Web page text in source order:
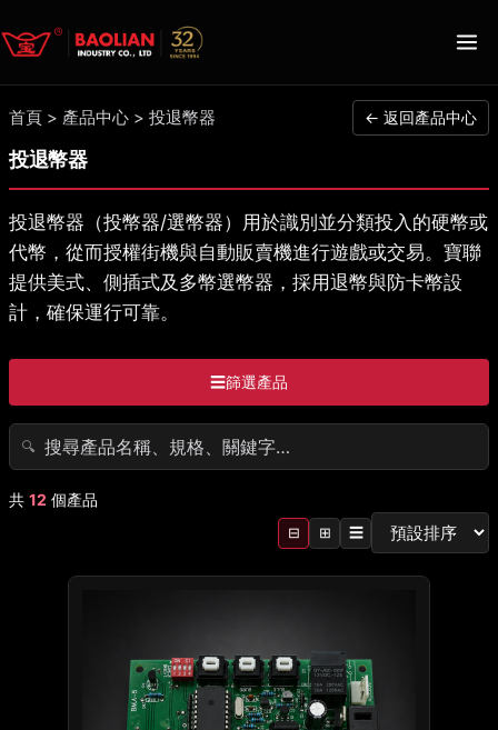
首頁 > 產品中心 > 投退幣器 ← 返回產品中心
投退幣器
投退幣器（投幣器/選幣器）用於識別並分類投入的硬幣或
代幣，從而授權街機與自動販賣機進行遊戲或交易。寶聯
提供美式、側插式及多幣選幣器，採用退幣與防卡幣設
計，確保運行可靠。
☰篩選產品
🔍
共 12 個產品
⊟ ⊞ ☰